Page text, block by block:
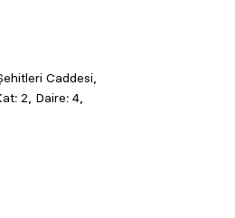
Caddesi,
2, Daire: 4,